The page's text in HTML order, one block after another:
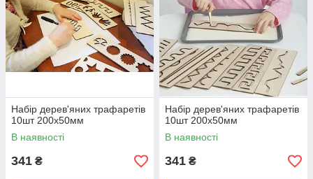
Набір дерев'яних трафаретів
10шт 200х50мм
В наявності
341 ₴
Набір дерев'яних трафаретів
10шт 200х50мм
В наявності
341 ₴